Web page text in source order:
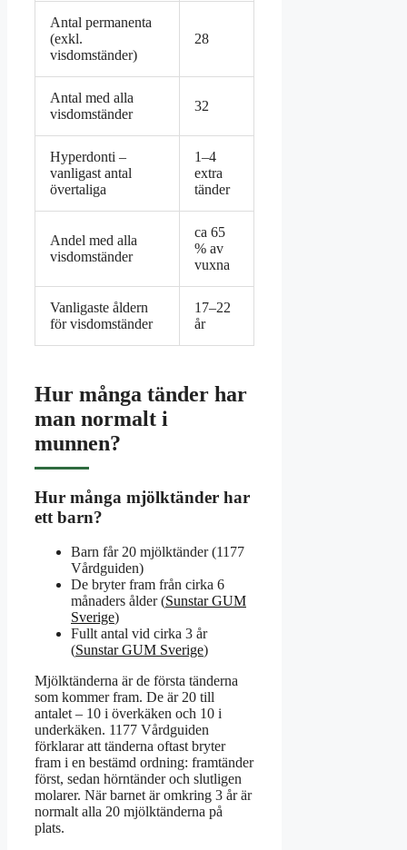
Antal permanenta
(exkl.
visdomständer)
28
Antal med alla
visdomständer
32
Hyperdonti –
vanligast antal
övertaliga
1–4
extra
tänder
Andel med alla
visdomständer
ca 65
% av
vuxna
Vanligaste åldern
för visdomständer
17–22
år
Hur många tänder har
man normalt i
munnen?
Hur många mjölktänder har
ett barn?
Barn får 20 mjölktänder (1177
Vårdguiden)
De bryter fram från cirka 6
månaders ålder (Sunstar GUM
Sverige)
Fullt antal vid cirka 3 år
(Sunstar GUM Sverige)
Mjölktänderna är de första tänderna
som kommer fram. De är 20 till
antalet – 10 i överkäken och 10 i
underkäken. 1177 Vårdguiden
förklarar att tänderna oftast bryter
fram i en bestämd ordning: framtänder
först, sedan hörntänder och slutligen
molarer. När barnet är omkring 3 år är
normalt alla 20 mjölktänderna på
plats.